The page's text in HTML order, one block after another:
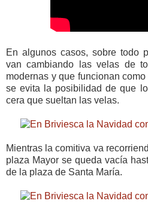
En algunos casos, sobre todo
van cambiando las velas de
modernas y que funcionan
se evita la posibilidad de que
cera que sueltan las velas.
Mientras la comitiva va
plaza Mayor se queda vacía
de la plaza de Santa María.